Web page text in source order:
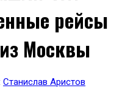
рейсы
Москвы
Станислав Аристов